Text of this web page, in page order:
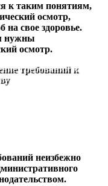
к таким понятиям,
осмотр,
на свое здоровье.
нужны
осмотр.
требований к
неизбежно